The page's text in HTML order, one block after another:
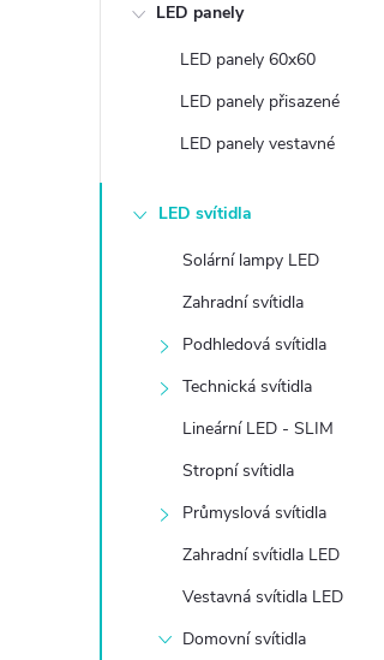
LED panely
LED panely 60x60
LED panely přisazené
LED panely vestavné
LED svítidla
Solární lampy LED
Zahradní svítidla
Podhledová svítidla
Technická svítidla
Lineární LED - SLIM
Stropní svítidla
Průmyslová svítidla
Zahradní svítidla LED
Vestavná svítidla LED
Domovní svítidla